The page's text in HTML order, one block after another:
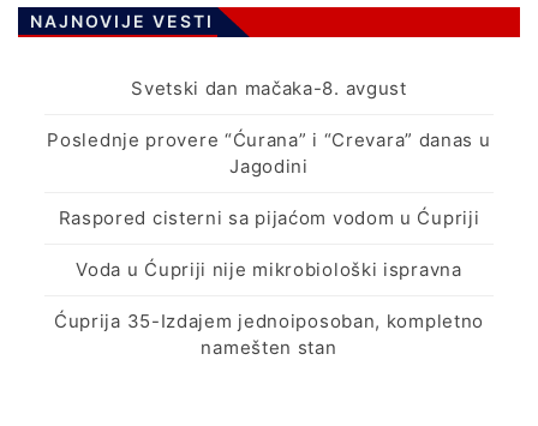
NAJNOVIJE VESTI
Svetski dan mačaka-8. avgust
Poslednje provere “Ćurana” i “Crevara” danas u
Jagodini
Raspored cisterni sa pijaćom vodom u Ćupriji
Voda u Ćupriji nije mikrobiološki ispravna
Ćuprija 35-Izdajem jednoiposoban, kompletno
namešten stan